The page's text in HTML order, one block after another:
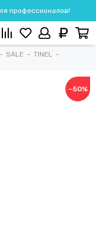
профессионалов!
SALE
TINEL
−50%